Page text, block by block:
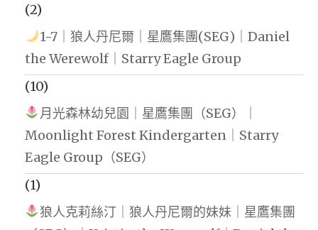
(2)
1-7｜狼人丹尼爾｜星鷹集團(SEG)｜Daniel
the Werewolf｜Starry Eagle Group
(10)
月光森林幼兒園｜星鷹集團（SEG）｜
Moonlight Forest Kindergarten｜Starry
Eagle Group（SEG）
(1)
狼人克莉絲汀｜狼人丹尼爾的妹妹｜星鷹集團